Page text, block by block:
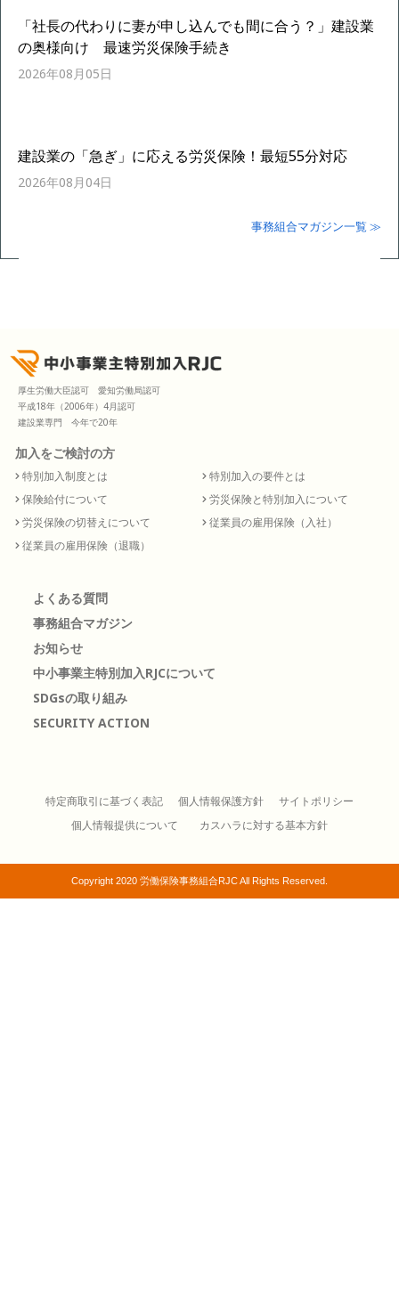
「社長の代わりに妻が申し込んでも間に合う？」建設業
の奥様向け 最速労災保険手続き
2026年08月05日
建設業の「急ぎ」に応える労災保険！最短55分対応
2026年08月04日
事務組合マガジン一覧 ≫
厚生労働大臣認可 愛知労働局認可
平成18年（2006年）4月認可
建設業専門 今年で20年
加入をご検討の方
特別加入制度とは
特別加入の要件とは
保険給付について
労災保険と特別加入について
労災保険の切替えについて
従業員の雇用保険（入社）
従業員の雇用保険（退職）
よくある質問
事務組合マガジン
お知らせ
中小事業主特別加入RJCについて
SDGsの取り組み
SECURITY ACTION
特定商取引に基づく表記 個人情報保護方針
サイトポリシー
個人情報提供について
カスハラに対する基本方針
Copyright 2020 労働保険事務組合RJC All Rights Reserved.